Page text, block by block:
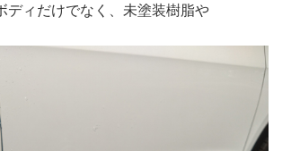
ディだけでなく、未塗装樹脂や